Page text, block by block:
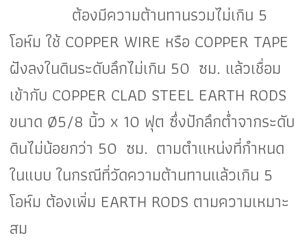
ต้องมีความต้านทานรวมไม่เกิน 5
โอห์ม ใช้ COPPER WIRE หรือ COPPER TAPE
ฝังลงในดินระดับลึกไม่เกิน 50 ซม. แล้วเชื่อม
เข้ากับ COPPER CLAD STEEL EARTH RODS
ขนาด Ø5/8 นิ้ว x 10 ฟุต ซึ่งปักลึกต่ำจากระดับ
ดินไม่น้อยกว่า 50 ซม. ตามตำแหน่งที่กำหนด
ในแบบ ในกรณีที่วัดความต้านทานแล้วเกิน 5
โอห์ม ต้องเพิ่ม EARTH RODS ตามความเหมาะ
สม